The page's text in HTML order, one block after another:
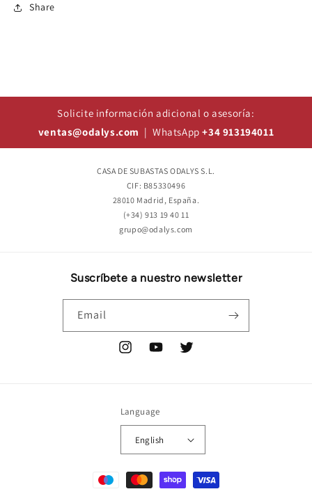
Share
Solicite información adicional o asesoría:
ventas@odalys.com | WhatsApp+34 913194011
CASA DE SUBASTAS ODALYS S.L.
CIF: B85330496
28010 Madrid, España.
(+34) 913 19 40 11
grupo@odalys.com
Suscríbete a nuestro newsletter
Email
InstagramYouTubeTwitter
Language
English
Payment
methods